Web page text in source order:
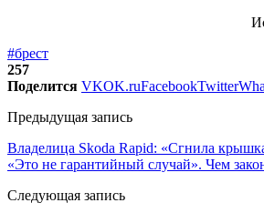
#брест
257
Поделится VKOK.ruFacebookTwitter
Предыдущая запись
Владелица Skoda Rapid: «Сгнила
«Это не гарантийный случай». Чем
Следующая запись